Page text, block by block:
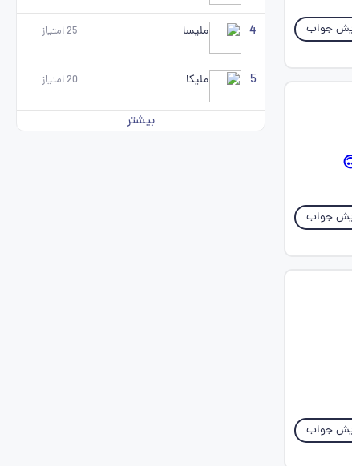
جواب
جواب
جواب
4 ملیسا 25امتیاز
5 ملیکا 20امتیاز
بیشتر